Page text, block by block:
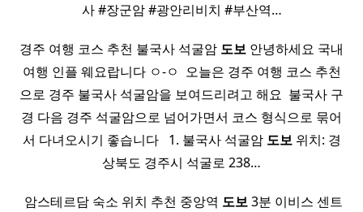
사 #장군암 #광안리비치 #부산역…
경주 여행 코스 추천 불국사 석굴암 도보 안녕하세요 국내
여행 인플 웨요랍니다 ㅇ-ㅇ ​ 오늘은 경주 여행 코스 추천
으로 경주 불국사 석굴암을 보여드리려고 해요 ​ 불국사 구
경 다음 경주 석굴암으로 넘어가면서 코스 형식으로 묶어
서 다녀오시기 좋습니다 ​ ​ 1. 불국사 석굴암 도보위치: 경
상북도 경주시 석굴로 238…
​ 암스테르담 숙소 위치 추천 중앙역 도보3분 이비스 센트